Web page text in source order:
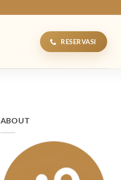
RESERVASI
ABOUT